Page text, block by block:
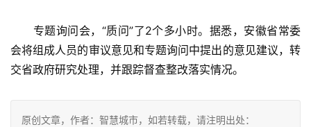
专题询问会，“质问”了2个多小时。据悉，安徽省常委
会将组成人员的审议意见和专题询问中提出的意见建议，转
交省政府研究处理，并跟踪督查整改落实情况。
原创文章，作者：智慧城市，如若转载，请注明出处：